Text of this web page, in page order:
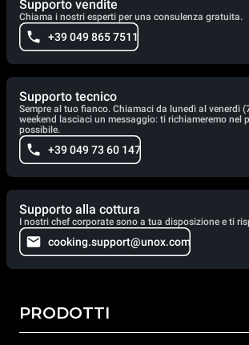
Supporto vendite
Chiama i nostri esperti per una consulenza gratuita.
+39 049 865 7511
Supporto tecnico
Sempre al tuo fianco. Chiamaci da lunedì al venerdì
weekend lasciaci un messaggio: ti richiameremo nel
possibile.
+39 049 73 60 147
Supporto alla cottura
I nostri chef corporate sono a tua disposizione e ti
cooking.support@unox.com
PRODOTTI